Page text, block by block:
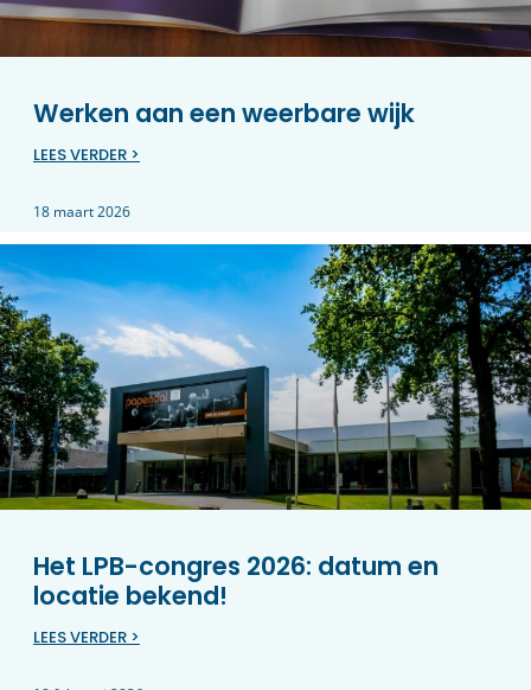
Werken aan een weerbare wijk
LEES VERDER >
18 maart 2026
Het LPB-congres 2026: datum en
locatie bekend!
LEES VERDER >